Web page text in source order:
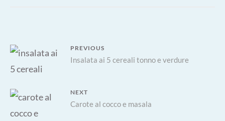
Navigazione
articoli
PREVIOUS
Insalata ai 5 cereali tonno e verdure
NEXT
Carote al cocco e masala